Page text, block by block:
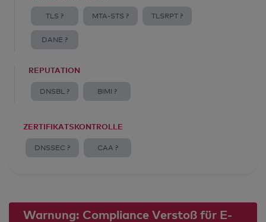
TLS ? MTA-STS ? TLSRPT ?
DANE ?
REPUTATION
DNSBL ? BIMI ?
ZERTIFIKATSKONTROLLE
DNSSEC ? CAA ?
Warnung: Compliance Verstoß für E-